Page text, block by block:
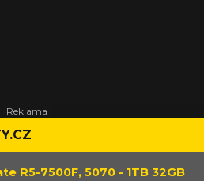
R5-7500F, 5070 - 1TB 32GB